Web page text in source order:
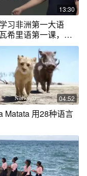
13:30
习非洲第一大语
希里语第一课，
Matata
04:52
Matata 用28种语言